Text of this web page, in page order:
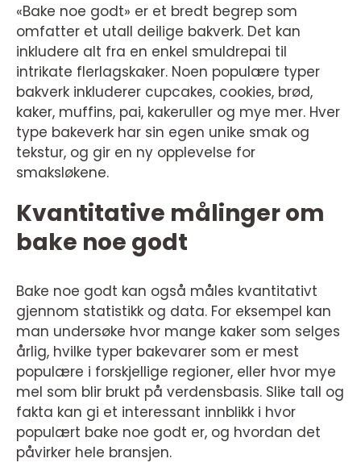
«Bake noe godt» er et bredt begrep som
omfatter et utall deilige bakverk. Det kan
inkludere alt fra en enkel smuldrepai til
intrikate flerlagskaker. Noen populære typer
bakverk inkluderer cupcakes, cookies, brød,
kaker, muffins, pai, kakeruller og mye mer. Hver
type bakeverk har sin egen unike smak og
tekstur, og gir en ny opplevelse for
smaksløkene.
Kvantitative målinger om
bake noe godt
Bake noe godt kan også måles kvantitativt
gjennom statistikk og data. For eksempel kan
man undersøke hvor mange kaker som selges
årlig, hvilke typer bakevarer som er mest
populære i forskjellige regioner, eller hvor mye
mel som blir brukt på verdensbasis. Slike tall og
fakta kan gi et interessant innblikk i hvor
populært bake noe godt er, og hvordan det
påvirker hele bransjen.